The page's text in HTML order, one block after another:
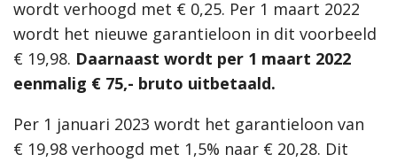
wordt verhoogd met € 0,25. Per 1 maart 2022
wordt het nieuwe garantieloon in dit voorbeeld
€ 19,98. Daarnaast wordt per 1 maart 2022
eenmalig € 75,- bruto uitbetaald.
Per 1 januari 2023 wordt het garantieloon van
€ 19,98 verhoogd met 1,5% naar € 20,28. Dit